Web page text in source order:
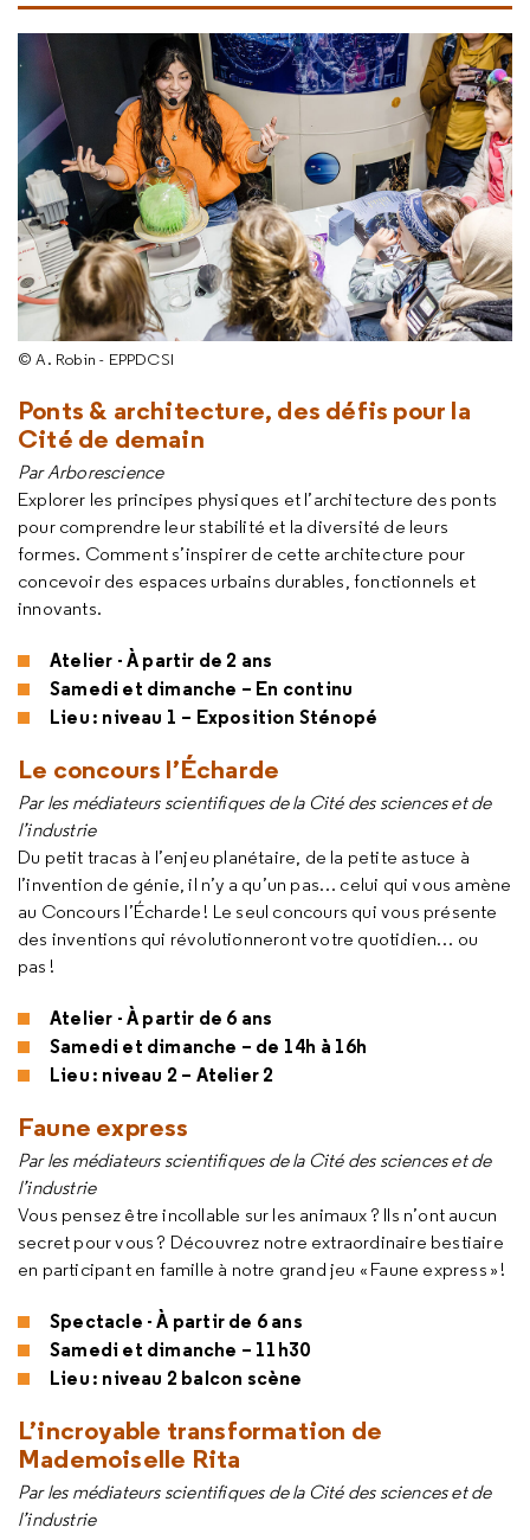
© A. Robin - EPPDCSI
Ponts & architecture, des défis pour la
Cité de demain
Par Arborescience
Explorer les principes physiques et l’architecture des ponts
pour comprendre leur stabilité et la diversité de leurs
formes. Comment s’inspirer de cette architecture pour
concevoir des espaces urbains durables, fonctionnels et
innovants.
Atelier - À partir de 2 ans
Samedi et dimanche – En continu
Lieu : niveau 1 – Exposition Sténopé
Le concours l’Écharde
Par les médiateurs scientifiques de la Cité des sciences et de
l’industrie
Du petit tracas à l’enjeu planétaire, de la petite astuce à
l’invention de génie, il n’y a qu’un pas… celui qui vous amène
au Concours l’Écharde ! Le seul concours qui vous présente
des inventions qui révolutionneront votre quotidien… ou
pas !
Atelier - À partir de 6 ans
Samedi et dimanche – de 14h à 16h
Lieu : niveau 2 – Atelier 2
Faune express
Par les médiateurs scientifiques de la Cité des sciences et de
l’industrie
Vous pensez être incollable sur les animaux ? Ils n’ont aucun
secret pour vous ? Découvrez notre extraordinaire bestiaire
en participant en famille à notre grand jeu « Faune express » !
Spectacle - À partir de 6 ans
Samedi et dimanche – 11h30
Lieu : niveau 2 balcon scène
L’incroyable transformation de
Mademoiselle Rita
Par les médiateurs scientifiques de la Cité des sciences et de
l’industrie